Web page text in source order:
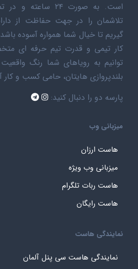
است. به صورت ۲۴
تلاشمان را در جهت حفاظت از
گیریم تا خیال شما همواره آسوده
کار تیمی و قدرت تیم حرفه ای
توانیم به رویاهای شما رنگ
بلندپروازی هایتان، حامی کسب و کار
پارسه دو را دنبال کنید:
میزبانی وب
هاست ارزان
میزبانی وب ویژه
هاست ربات تلگرام
هاست رایگان
نمایندگی هاست
نمایندگی هاست سی پنل آلمان